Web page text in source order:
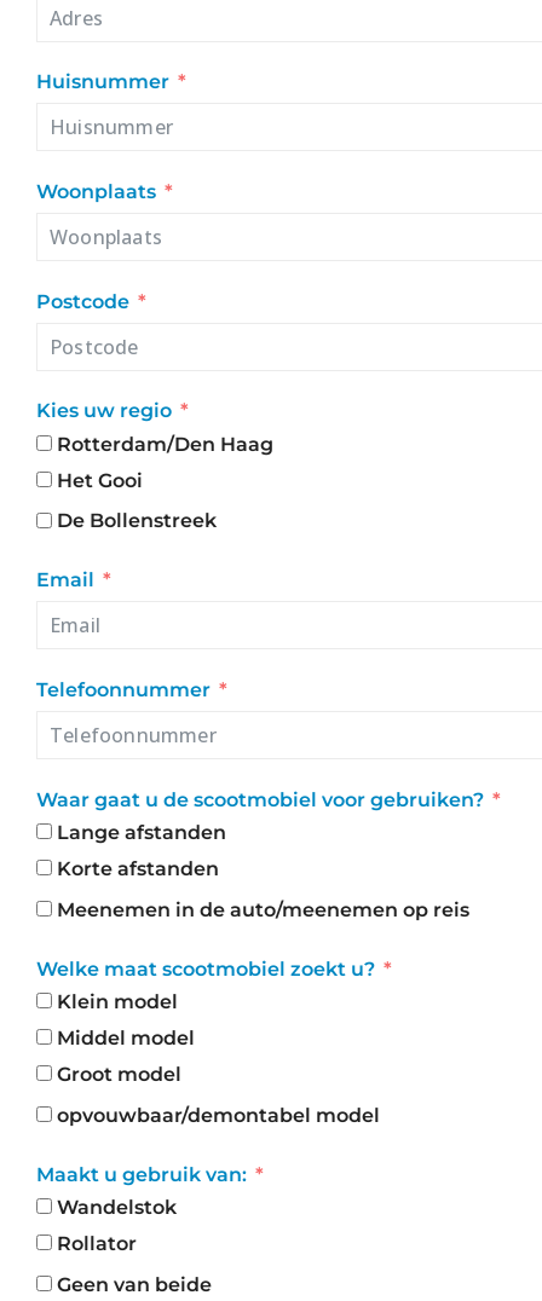
Huisnummer
Woonplaats
Postcode
Kies uw regio
Rotterdam/Den Haag
Het Gooi
De Bollenstreek
Email
Telefoonnummer
Waar gaat u de scootmobiel voor gebruiken?
Lange afstanden
Korte afstanden
Meenemen in de auto/meenemen op reis
Welke maat scootmobiel zoekt u?
Klein model
Middel model
Groot model
opvouwbaar/demontabel model
Maakt u gebruik van:
Wandelstok
Rollator
Geen van beide